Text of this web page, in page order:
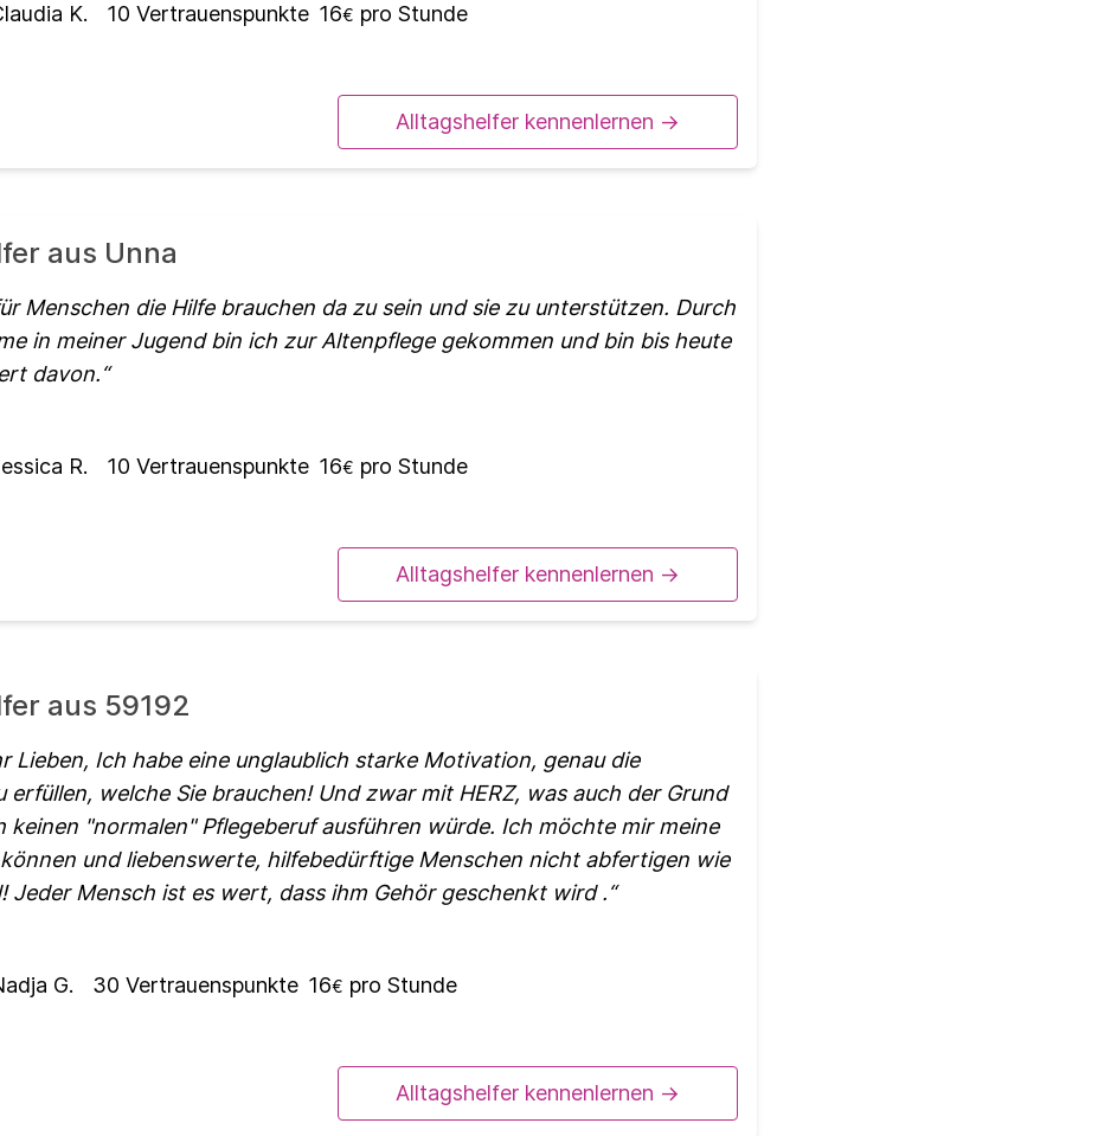
K. 10 Vertrauenspunkte 16€ pro Stunde
Alltagshelfer kennenlernen ->
aus Unna
Menschen die Hilfe brauchen da zu sein und sie zu unterstützen. Durch
in meiner Jugend bin ich zur Altenpflege gekommen und bin bis heute
davon.
R. 10 Vertrauenspunkte 16€ pro Stunde
Alltagshelfer kennenlernen ->
aus 59192
Lieben, Ich habe eine unglaublich starke Motivation, genau die
erfüllen, welche Sie brauchen! Und zwar mit HERZ, was auch der Grund
keinen "normalen" Pflegeberuf ausführen würde. Ich möchte mir meine
und liebenswerte, hilfebedürftige Menschen nicht abfertigen wie
Jeder Mensch ist es wert, dass ihm Gehör geschenkt wird .
G. 30 Vertrauenspunkte 16€ pro Stunde
Alltagshelfer kennenlernen ->